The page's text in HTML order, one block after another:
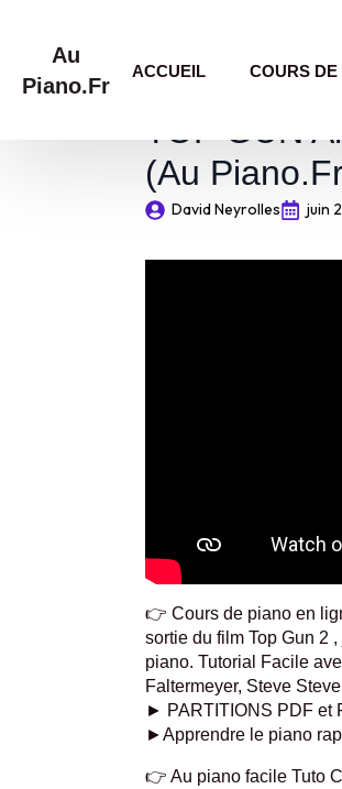
Au
Piano.Fr
ACCUEIL COURS DE
TOP GUN
(Au
David Neyrolles juin
👉 Cours de piano en
sortie du film Top Gun 2
piano. Tutorial Facile
Faltermeyer, Steve
► PARTITIONS PDF et
►Apprendre le piano
👉 Au piano facile Tuto